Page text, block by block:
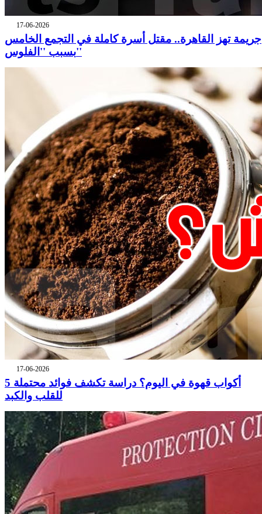
17-06-2026
جريمة تهز القاهرة.. مقتل أسرة كاملة في التجمع الخامس
بسبب ''الفلوس''
17-06-2026
5 أكواب قهوة في اليوم؟ دراسة تكشف فوائد محتملة
للقلب والكبد